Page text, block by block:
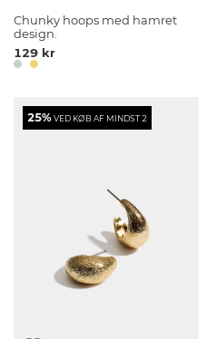
Chunky hoops med hamret
design.
129 kr
25%VED KØB AF MINDST 2